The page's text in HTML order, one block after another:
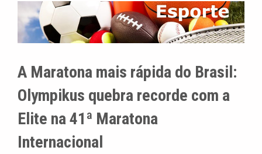
A Maratona mais rápida do Brasil:
Olympikus quebra recorde com a
Elite na 41ª Maratona
Internacional